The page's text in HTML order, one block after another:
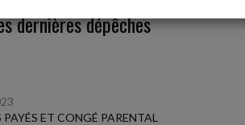
dernières dépêches
ET CONGÉ PARENTAL